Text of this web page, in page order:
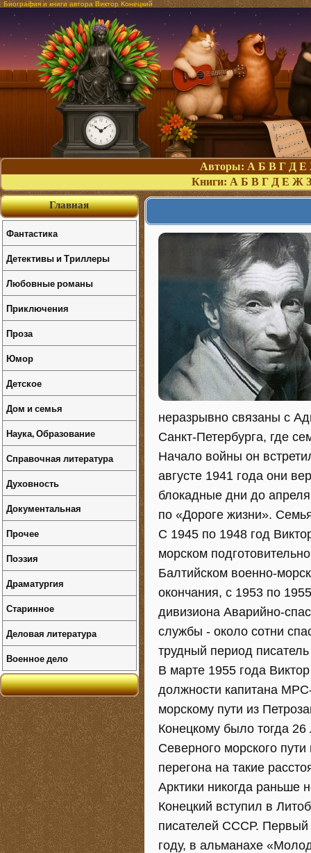
Биография и книги автора Виктор Конецкий
Авторы: А Б В Г Д Е
Книги: А Б В Г Д Е Ж З
неразрывно связаны с
Санкт-Петербурга, где
Начало войны он
августе 1941 года они
блокадные дни до
по «Дороге жизни».
С 1945 по 1948 год
морском
Балтийском военно-
окончания, с 1953 по
дивизиона Аварийно-
службы - около сотни
трудный период
В марте 1955 года
должности капитана
морскому пути из
Конецкому было тогда
Северного морского
перегона на такие
Арктики никогда раньше
Конецкий вступил в
писателей СССР. Первый
году, в альманахе
Главная
Фантастика
Детективы и Триллеры
Любовные романы
Приключения
Проза
Юмор
Детское
Дом и семья
Наука, Образование
Справочная литература
Духовность
Документальная
Прочее
Поэзия
Драматургия
Старинное
Деловая литература
Военное дело